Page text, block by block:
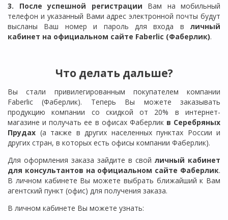
3. После успешной регистрации Вам на мобильный
телефон и указанный Вами адрес электронной почты будут
высланы Ваш номер и пароль для входа в личный
кабинет на официальном сайте Faberlic (Фаберлик).
Что делать дальше?
Вы стали привилегированным покупателем компании
Faberlic (Фаберлик). Теперь Вы можете заказывать
продукцию компании со скидкой от 20% в интернет-
магазине и получать ее в офисах Фаберлик в Серебряных
Прудах (а также в других населенных пунктах России и
других стран, в которых есть офисы компании Фаберлик).
Для оформления заказа зайдите в свой личный кабинет
для консультантов на официальном сайте Фаберлик.
В личном кабинете Вы можете выбрать ближайший к Вам
агентский пункт (офис) для получения заказа.
В личном кабинете Вы можете узнать: